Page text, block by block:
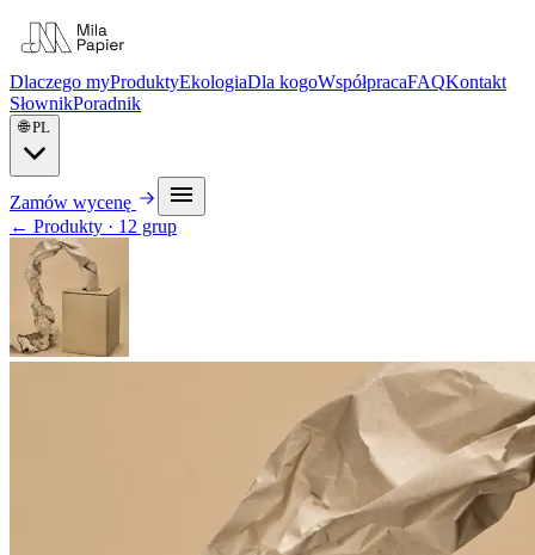
Dlaczego myProduktyEkologiaDla kogoWspółpracaFAQKontakt
SłownikPoradnik
🌐PL
Zamów wycenę
← Produkty · 12 grup